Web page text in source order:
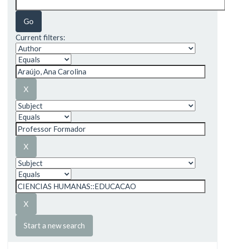
Current filters:
Start a new search